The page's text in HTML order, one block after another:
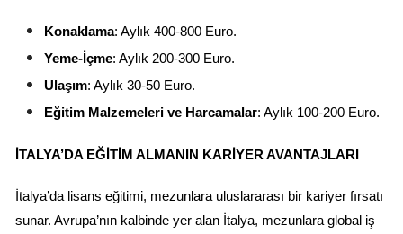
Konaklama: Aylık 400-800 Euro.
Yeme-İçme: Aylık 200-300 Euro.
Ulaşım: Aylık 30-50 Euro.
Eğitim Malzemeleri ve Harcamalar: Aylık 100-200 Euro.
İTALYA’DA EĞITIM ALMANIN KARIYER AVANTAJLARI
İtalya’da lisans eğitimi, mezunlara uluslararası bir kariyer fırsatı
sunar. Avrupa’nın kalbinde yer alan İtalya, mezunlara global iş